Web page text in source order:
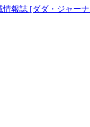
情報誌 [ダダ・ジャー